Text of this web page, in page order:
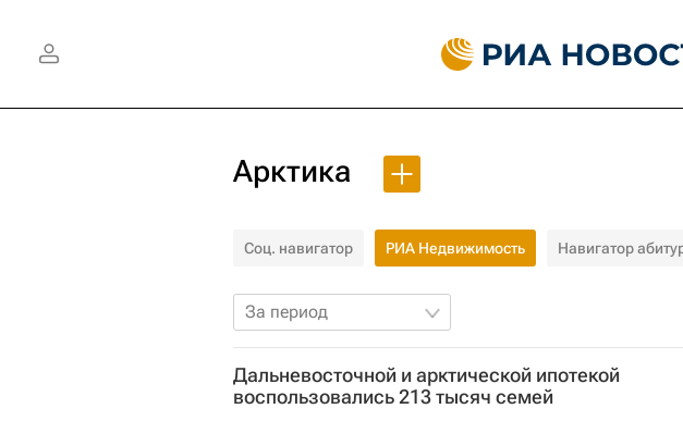
Арктика
Соц. навигатор РИА Недвижимость Навигатор
За период
Дальневосточной и арктической ипотекой
воспользовались 213 тысяч семей